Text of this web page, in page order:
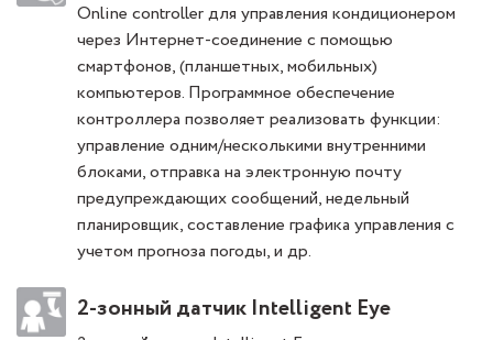
Online controller для управления кондиционером
через Интернет-соединение с помощью
смартфонов, (планшетных, мобильных)
компьютеров. Программное обеспечение
контроллера позволяет реализовать функции:
управление одним/несколькими внутренними
блоками, отправка на электронную почту
предупреждающих сообщений, недельный
планировщик, составление графика управления с
учетом прогноза погоды, и др.
2-зонный датчик Intelligent Eye